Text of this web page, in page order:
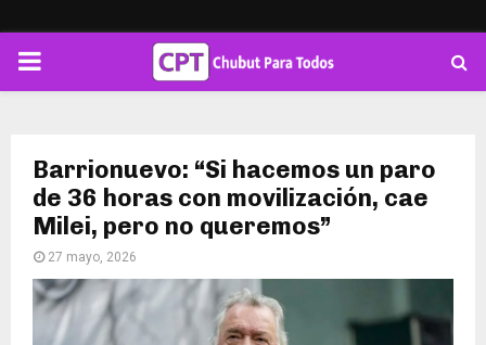
PRIMARY
Barrionuevo: “Si hacemos un paro
de 36 horas con movilización, cae
Milei, pero no queremos”
27 mayo, 2026